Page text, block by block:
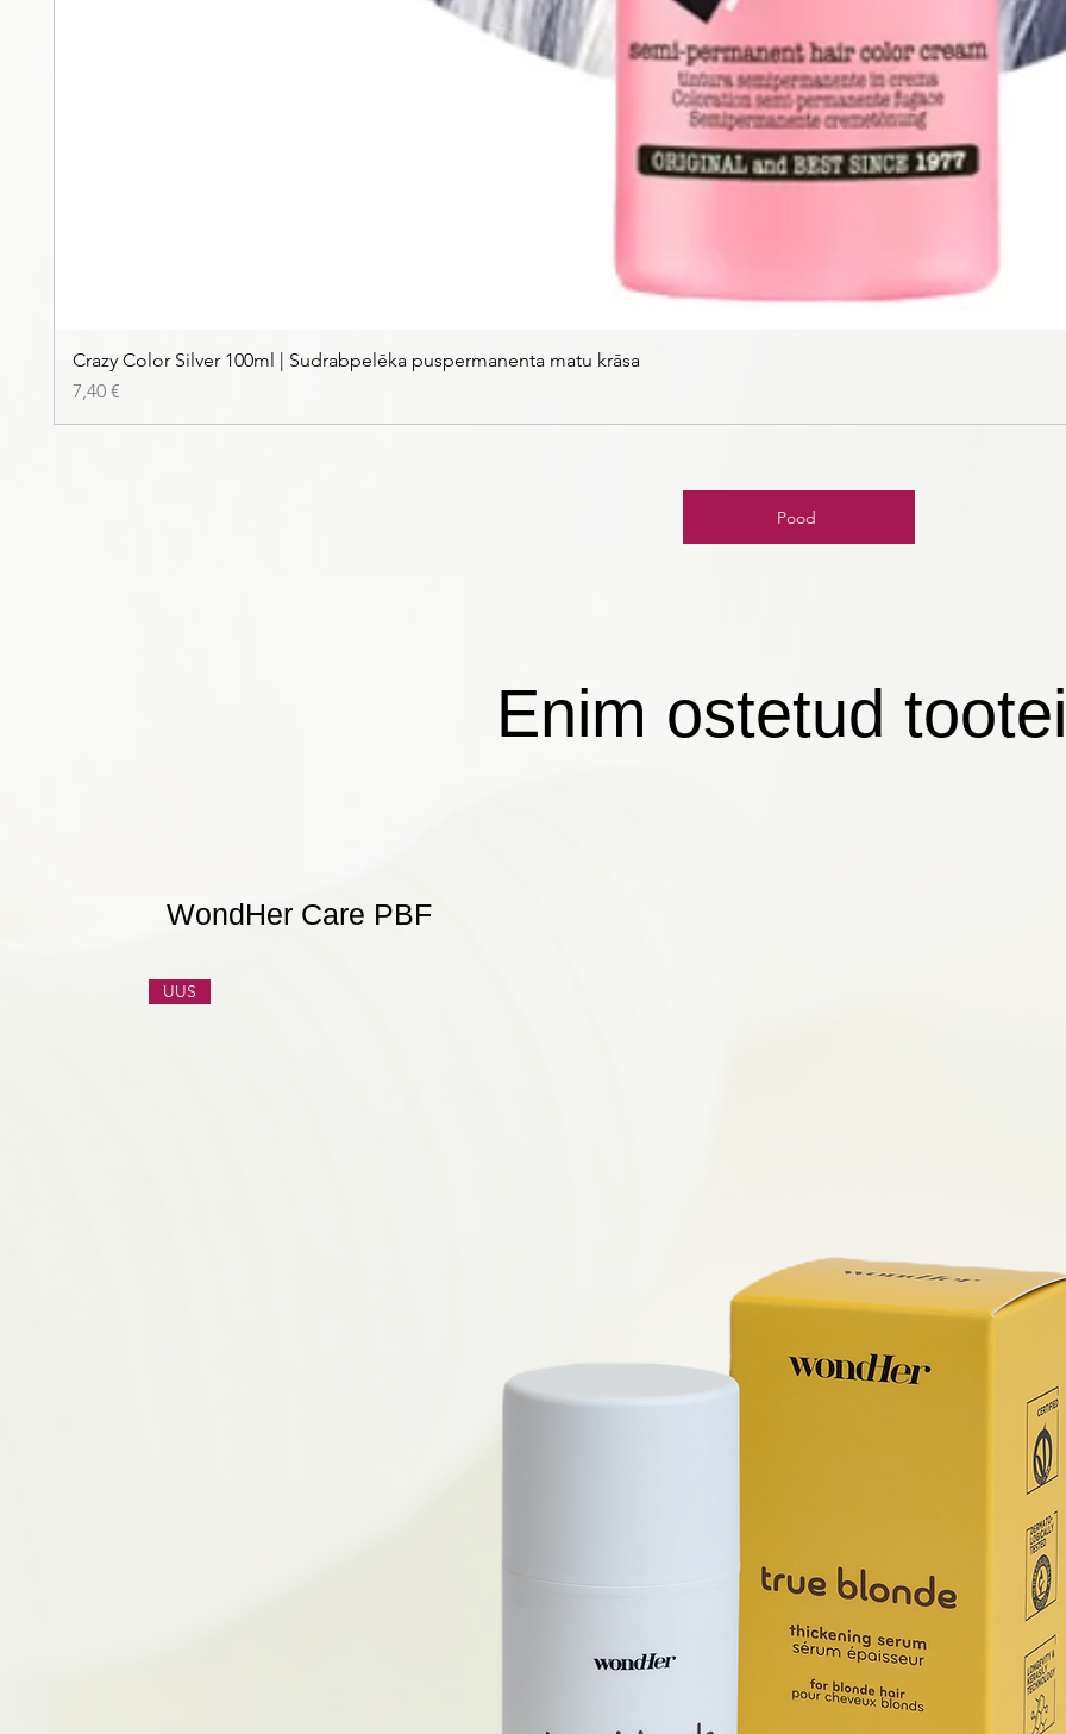
Crazy Color Silver 100ml | Sudrabpelēka puspermanenta matu krāsa
Price
7,40 €
Pood
Enim ostetud
WondHer Care PBF
UUS